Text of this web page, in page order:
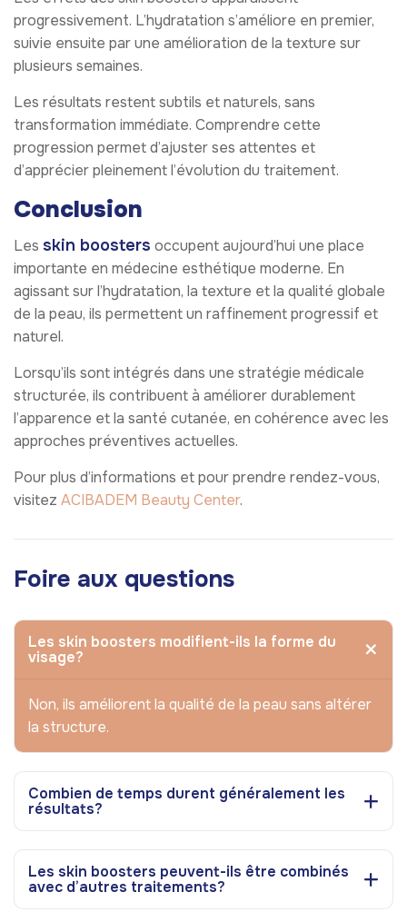
progressivement. L’hydratation s’améliore en premier,
suivie ensuite par une amélioration de la texture sur
plusieurs semaines.
Les résultats restent subtils et naturels, sans
transformation immédiate. Comprendre cette
progression permet d’ajuster ses attentes et
d’apprécier pleinement l’évolution du traitement.
Conclusion
Les skin boosters occupent aujourd’hui une place
importante en médecine esthétique moderne. En
agissant sur l’hydratation, la texture et la qualité globale
de la peau, ils permettent un raffinement progressif et
naturel.
Lorsqu’ils sont intégrés dans une stratégie médicale
structurée, ils contribuent à améliorer durablement
l’apparence et la santé cutanée, en cohérence avec les
approches préventives actuelles.
Pour plus d’informations et pour prendre rendez-vous,
visitez ACIBADEM Beauty Center.
Foire aux questions
Les skin boosters modifient-ils la forme du
visage?
Non, ils améliorent la qualité de la peau sans altérer
la structure.
Combien de temps durent généralement les
résultats?
Les skin boosters peuvent-ils être combinés
avec d’autres traitements?